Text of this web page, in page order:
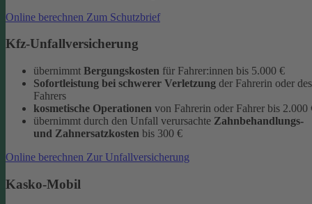
Online berechnen Zum Schutzbrief
Kfz-Unfallversicherung
übernimmt Bergungskosten für Fahrer:innen bis 5.000 €
Sofortleistung bei schwerer Verletzung der Fahrerin oder des
Fahrers
kosmetische Operationen von Fahrerin oder Fahrer bis 2.000
übernimmt durch den Unfall verursachte Zahnbehandlungs-
und Zahnersatzkosten bis 300 €
Online berechnen Zur Unfallversicherung
Kasko-Mobil